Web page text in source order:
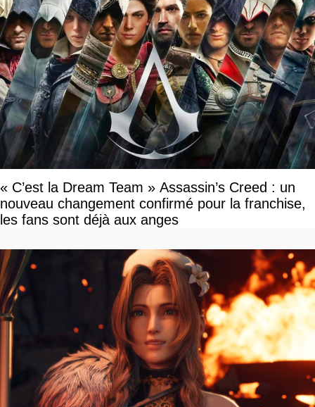
« C’est la Dream Team » Assassin’s Creed : un
nouveau changement confirmé pour la franchise,
les fans sont déjà aux anges